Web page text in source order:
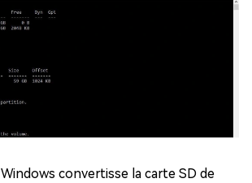
convertisse la carte SD de